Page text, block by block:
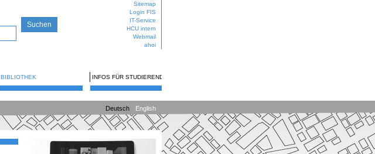
Sitemap
Login FIS
IT-Service
HCU intern
Webmail
ahoi
BIBLIOTHEK INFOS FÜR STUDIERENDE
Deutsch English